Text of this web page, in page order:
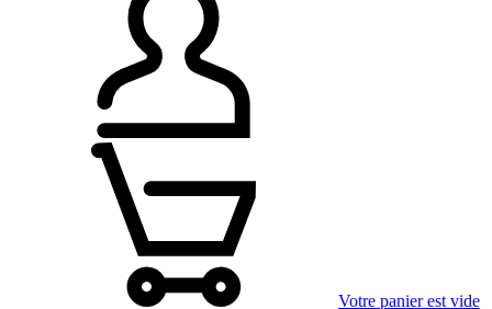
Votre panier est vide